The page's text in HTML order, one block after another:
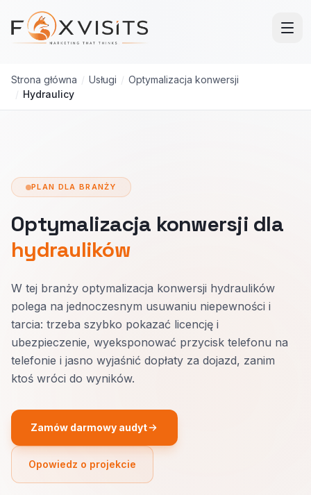
Przejdź do treści głównej
Strona główna / Usługi / Optymalizacja konwersji
/ Hydraulicy
PLAN DLA BRANŻY
Optymalizacja konwersji dla
hydraulików
W tej branży optymalizacja konwersji hydraulików
polega na jednoczesnym usuwaniu niepewności i
tarcia: trzeba szybko pokazać licencję i
ubezpieczenie, wyeksponować przycisk telefonu na
telefonie i jasno wyjaśnić dopłaty za dojazd, zanim
ktoś wróci do wyników.
Zamów darmowy audyt
Opowiedz o projekcie